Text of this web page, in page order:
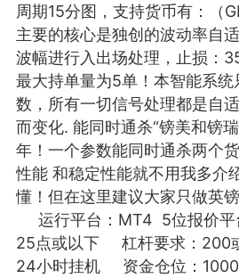
Lv.9 神隐会员 靓号
EA+
电脑端 趋势
狼行黄金一次一单1.1你们期
EA它来了，主打高胜率没浮
黄金一次一单1.0你们期待的一
了，主打高胜率没浮亏！复利
2026.03.17 数据表现
周期15分图，支持货币有：（
主要的核心是独创的波动率自
波幅进行入出场处理，止损：
最大持单量为5单！本智能系统
数，所有一切信号处理都是自
而变化. 能同时通杀“镑美和镑
年！一个参数能同时通杀两个
性能 和稳定性能就不用我多介
懂！但在这里建议大家只做英
运行平台：MT4 5位报价
25点或以下 杠杆要求：200
24小时挂机 资金仓位：1000